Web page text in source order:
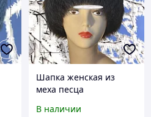
Шапка женская из
меха песца
В наличии